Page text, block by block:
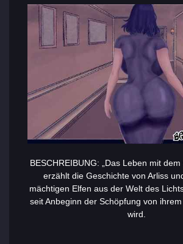
BESCHREIBUNG: „Das Leben mit
erzählt die Geschichte von Arliss
mächtigen Elfen aus der Welt des
seit Anbeginn der Schöpfung von
wird.